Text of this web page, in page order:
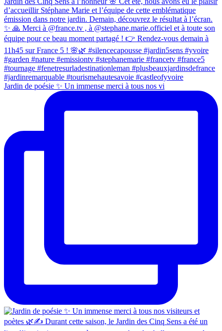
Jardin de poésie ✨ Un immense merci à tous nos vi